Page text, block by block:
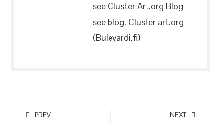
see Cluster Art.org Blog:
see blog, Cluster art.org
(Bulevardi.fi)
PREV NEXT